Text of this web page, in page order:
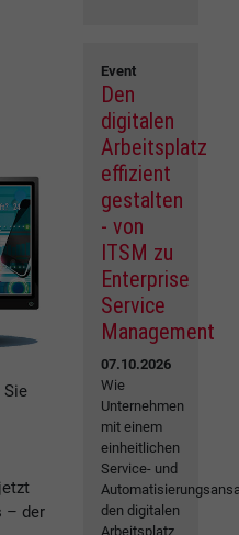
Sie
– der
Event
Den
digitalen
Arbeitsplatz
effizient
gestalten
- von
ITSM zu
Enterprise
Service
Management
07.10.2026
Wie
Unternehmen
mit einem
einheitlichen
Service- und
den digitalen
Arbeitsplatz